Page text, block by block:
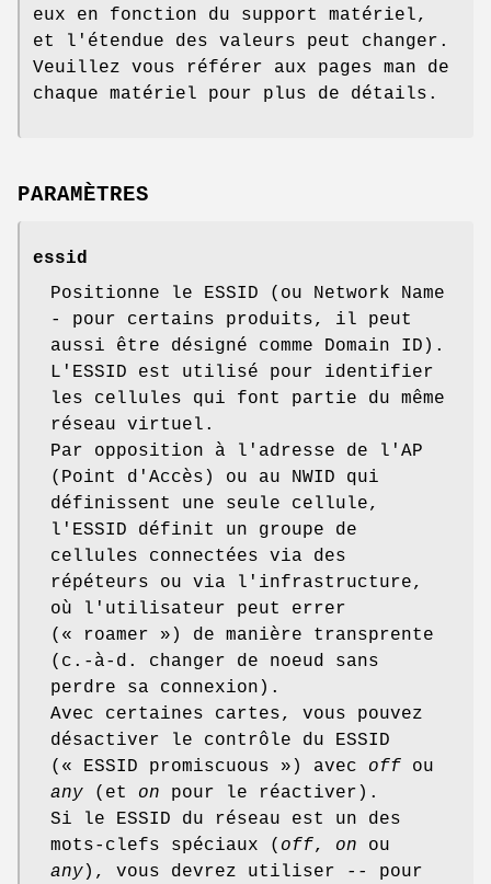
eux en fonction du support matériel,
et l'étendue des valeurs peut changer.
Veuillez vous référer aux pages man de
chaque matériel pour plus de détails.
PARAMÈTRES
essid
Positionne le ESSID (ou Network Name
- pour certains produits, il peut
aussi être désigné comme Domain ID).
L'ESSID est utilisé pour identifier
les cellules qui font partie du même
réseau virtuel.
Par opposition à l'adresse de l'AP
(Point d'Accès) ou au NWID qui
définissent une seule cellule,
l'ESSID définit un groupe de
cellules connectées via des
répéteurs ou via l'infrastructure,
où l'utilisateur peut errer
(« roamer ») de manière transprente
(c.-à-d. changer de noeud sans
perdre sa connexion).
Avec certaines cartes, vous pouvez
désactiver le contrôle du ESSID
(« ESSID promiscuous ») avec off ou
any (et on pour le réactiver).
Si le ESSID du réseau est un des
mots-clefs spéciaux ( off, on ou
any ), vous devrez utiliser --
pour